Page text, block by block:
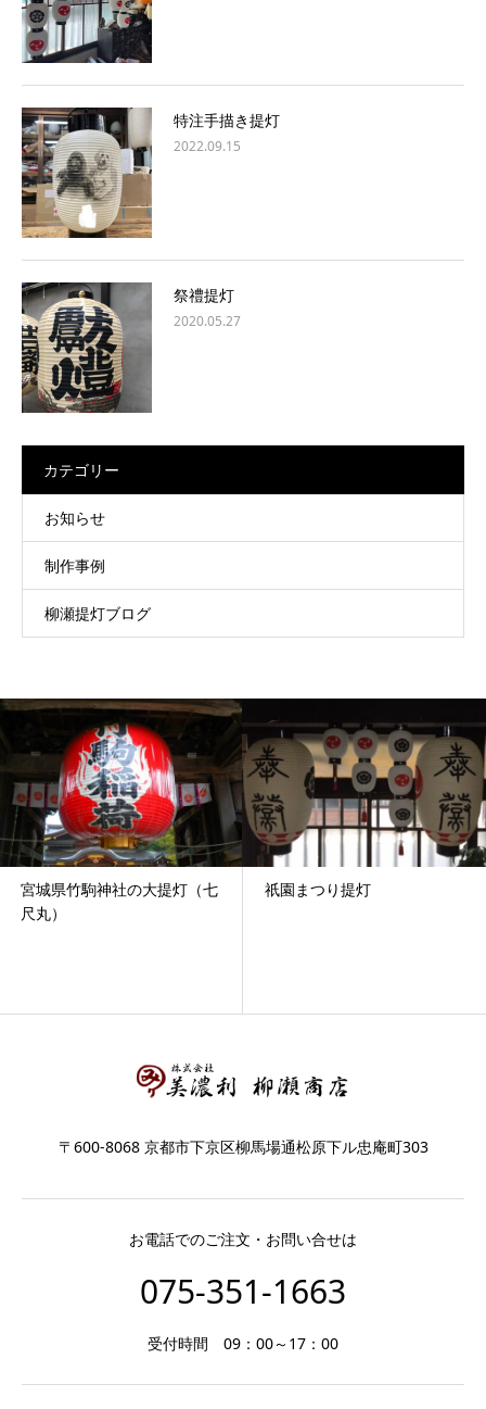
特注手描き提灯
2022.09.15
祭禮提灯
2020.05.27
カテゴリー
お知らせ
制作事例
柳瀬提灯ブログ
宮城県竹駒神社の大提灯（七
尺丸）
祇園まつり提灯
〒600-8068 京都市下京区柳馬場通松原下ル忠庵町303
お電話でのご注文・お問い合せは
075-351-1663
受付時間 09：00～17：00